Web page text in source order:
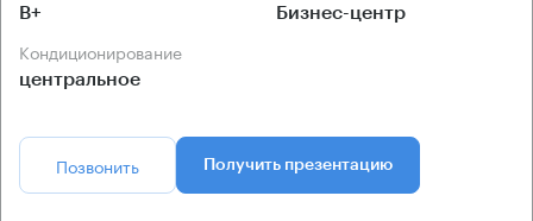
B+ Бизнес-центр
Кондиционирование
центральное
Позвонить Получить презентацию